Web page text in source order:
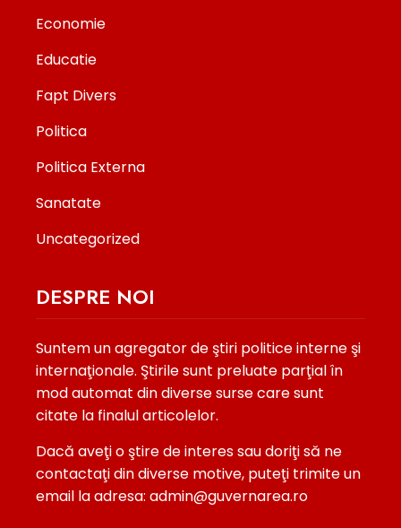
Economie
Educatie
Fapt Divers
Politica
Politica Externa
Sanatate
Uncategorized
DESPRE NOI
Suntem un agregator de ştiri politice interne şi
internaţionale. Ştirile sunt preluate parţial în
mod automat din diverse surse care sunt
citate la finalul articolelor.
Dacă aveţi o ştire de interes sau doriţi să ne
contactaţi din diverse motive, puteţi trimite un
email la adresa: admin@guvernarea.ro